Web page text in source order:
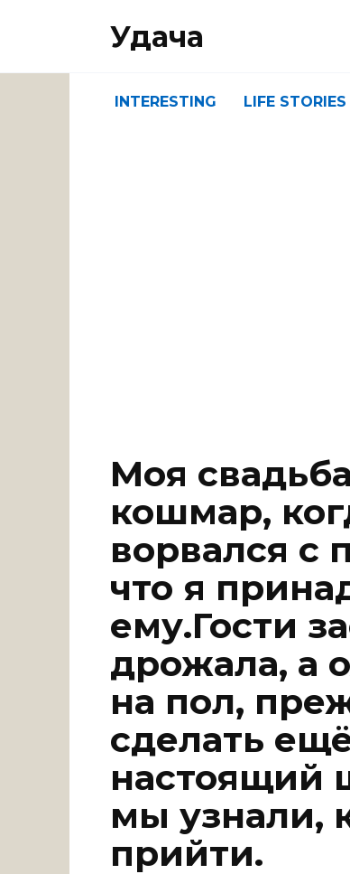
Удача
INTERESTING LIFE STORIES
Моя
кошмар,
ворвался с
что я
ему.Гости
дрожала, а
на пол,
сделать
настоящий
мы узнали,
прийти.